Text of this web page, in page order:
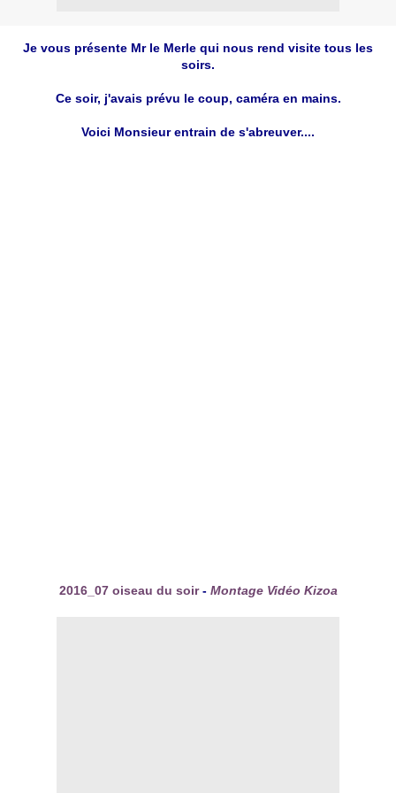
Je vous présente Mr le Merle qui nous rend visite tous les
soirs.
Ce soir, j'avais prévu le coup, caméra en mains.
Voici Monsieur entrain de s'abreuver....
2016_07 oiseau du soir- Montage Vidéo Kizoa